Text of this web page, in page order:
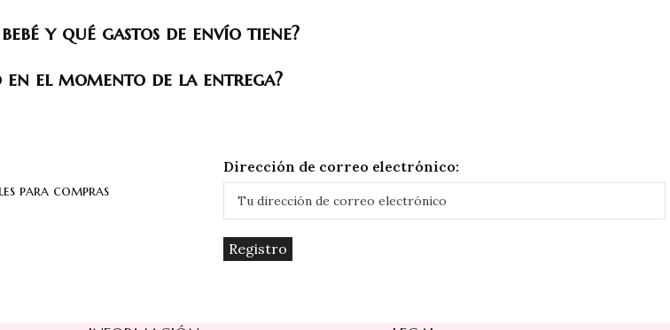
y qué gastos de envío tiene?
el momento de la entrega?
para compras
Dirección de correo electrónico: